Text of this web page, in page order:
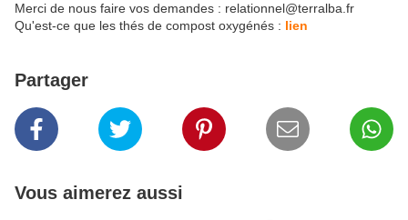
Merci de nous faire vos demandes : relationnel@terralba.fr
Qu'est-ce que les thés de compost oxygénés : lien
Partager
Vous aimerez aussi